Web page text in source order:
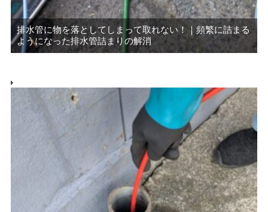
排水管に物を落としてしまって取れない！｜頻繁に詰まる
ようになった排水管詰まりの解消